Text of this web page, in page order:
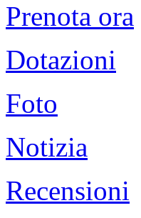
Prenota ora
Dotazioni
Foto
Notizia
Recensioni